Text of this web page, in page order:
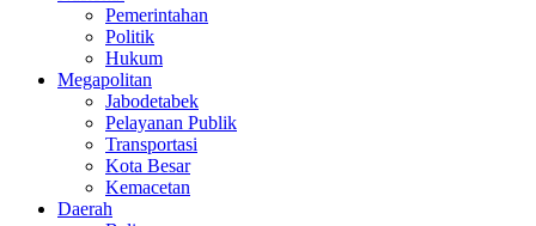
Pemerintahan
Politik
Hukum
Megapolitan
Jabodetabek
Pelayanan Publik
Transportasi
Kota Besar
Kemacetan
Daerah